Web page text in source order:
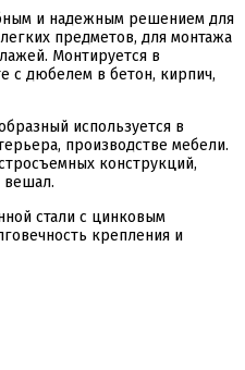
и надежным решением для
предметов, для монтажа
Монтируется в
с дюбелем в бетон, кирпич,
используется в
производстве мебели.
конструкций,
вешал.
стали с цинковым
крепления и